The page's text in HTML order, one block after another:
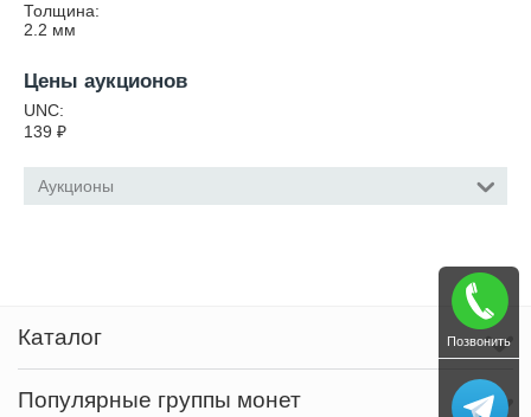
Толщина:
2.2 мм
Цены аукционов
UNC:
139 ₽
Аукционы
Каталог
Популярные группы монет
Позвонить